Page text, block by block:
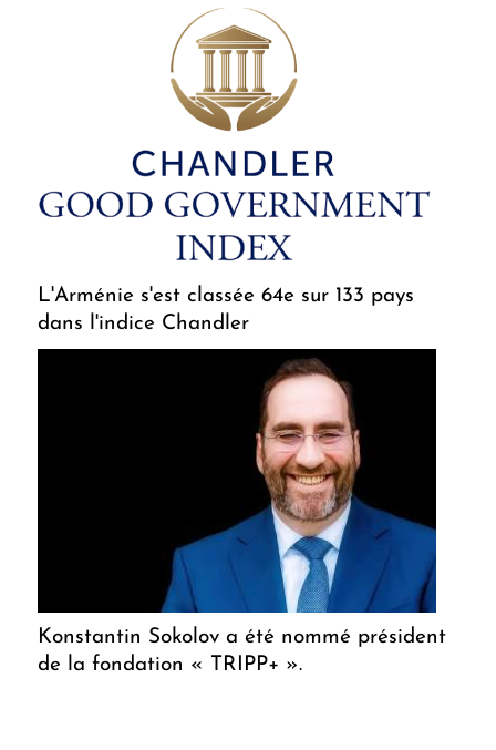
L'Arménie s'est classée 64e sur 133 pays
dans l'indice Chandler
Konstantin Sokolov a été nommé président
de la fondation « TRIPP+ ».